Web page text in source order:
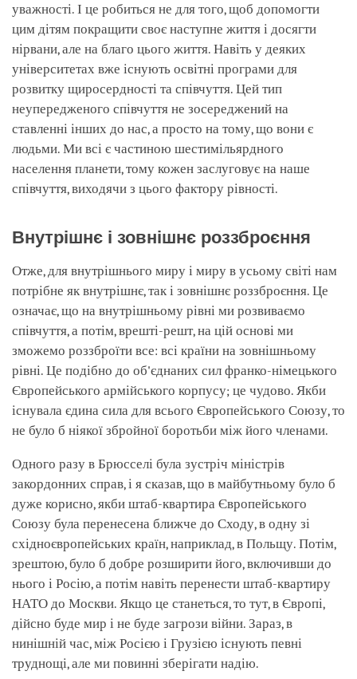
уважності. І це робиться не для того, щоб допомогти
цим дітям покращити своє наступне життя і досягти
нірвани, але на благо цього життя. Навіть у деяких
університетах вже існують освітні програми для
розвитку щиросердності та співчуття. Цей тип
неупередженого співчуття не зосереджений на
ставленні інших до нас, а просто на тому, що вони є
людьми. Ми всі є частиною шестимільярдного
населення планети, тому кожен заслуговує на наше
співчуття, виходячи з цього фактору рівності.
Внутрішнє і зовнішнє роззброєння
Отже, для внутрішнього миру і миру в усьому світі нам
потрібне як внутрішнє, так і зовнішнє роззброєння. Це
означає, що на внутрішньому рівні ми розвиваємо
співчуття, а потім, врешті-решт, на цій основі ми
зможемо роззброїти все: всі країни на зовнішньому
рівні. Це подібно до об'єднаних сил франко-німецького
Європейського армійського корпусу; це чудово. Якби
існувала єдина сила для всього Європейського Союзу, то
не було б ніякої збройної боротьби між його членами.
Одного разу в Брюсселі була зустріч міністрів
закордонних справ, і я сказав, що в майбутньому було б
дуже корисно, якби штаб-квартира Європейського
Союзу була перенесена ближче до Сходу, в одну зі
східноєвропейських країн, наприклад, в Польщу. Потім,
зрештою, було б добре розширити його, включивши до
нього і Росію, а потім навіть перенести штаб-квартиру
НАТО до Москви. Якщо це станеться, то тут, в Європі,
дійсно буде мир і не буде загрози війни. Зараз, в
нинішній час, між Росією і Грузією існують певні
труднощі, але ми повинні зберігати надію.